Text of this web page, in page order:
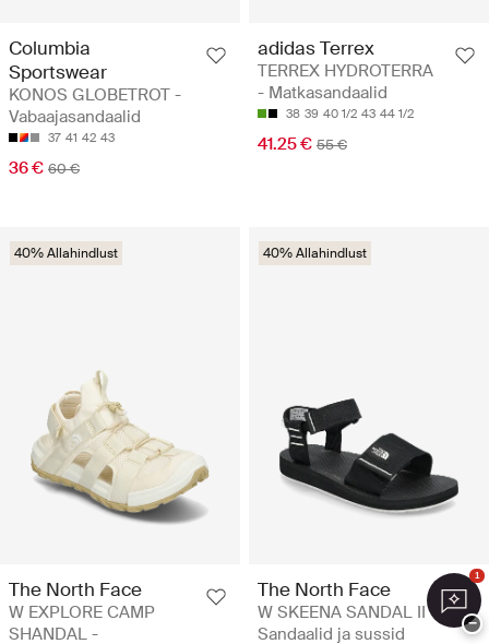
Columbia
Sportswear
KONOS GLOBETROT -
Vabaajasandaalid
37 41 42 43
36 € 60 €
adidas Terrex
TERREX HYDROTERRA
- Matkasandaalid
38 39 40 1/2 43 44 1/2
41.25 € 55 €
40% Allahindlust
The North Face
W EXPLORE CAMP
SHANDAL -
40% Allahindlust
The North Face
W SKEENA SANDAL II -
Sandaalid ja sussid
1
−